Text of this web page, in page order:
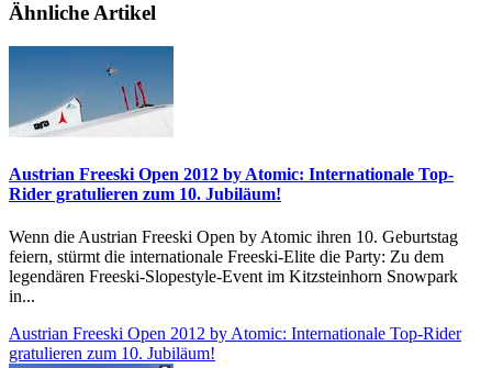
Ähnliche Artikel
Austrian Freeski Open 2012 by Atomic: Internationale Top-
Rider gratulieren zum 10. Jubiläum!
Wenn die Austrian Freeski Open by Atomic ihren 10. Geburtstag
feiern, stürmt die internationale Freeski-Elite die Party: Zu dem
legendären Freeski-Slopestyle-Event im Kitzsteinhorn Snowpark
in...
Austrian Freeski Open 2012 by Atomic: Internationale Top-Rider
gratulieren zum 10. Jubiläum!